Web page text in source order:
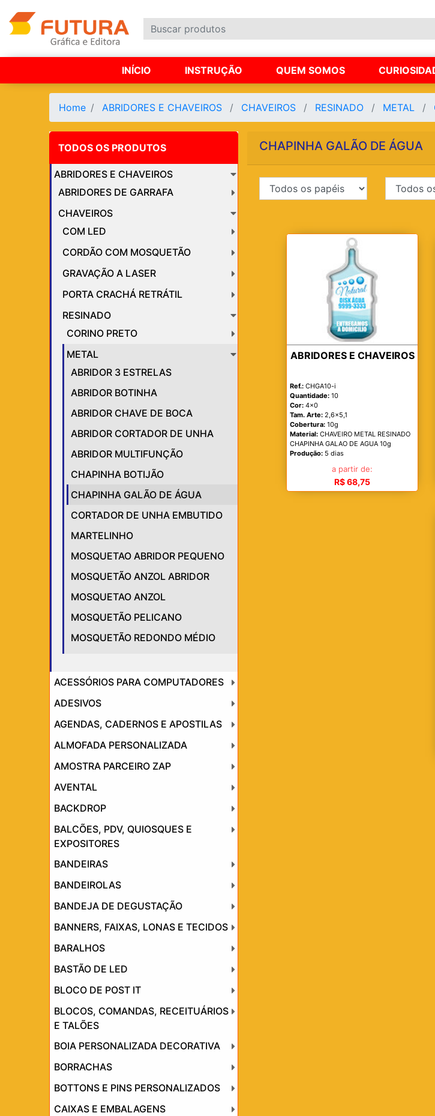
INÍCIO INSTRUÇÃO QUEM SOMOS
Home ABRIDORES E CHAVEIROS CHAVEIROS RESINADO METAL
TODOS OS PRODUTOS
ABRIDORES E CHAVEIROS
ABRIDORES DE GARRAFA
CHAVEIROS
COM LED
CORDÃO COM MOSQUETÃO
GRAVAÇÃO A LASER
PORTA CRACHÁ RETRÁTIL
RESINADO
CORINO PRETO
METAL
ABRIDOR 3 ESTRELAS
ABRIDOR BOTINHA
ABRIDOR CHAVE DE BOCA
ABRIDOR CORTADOR DE UNHA
ABRIDOR MULTIFUNÇÃO
CHAPINHA BOTIJÃO
CHAPINHA GALÃO DE ÁGUA
CORTADOR DE UNHA EMBUTIDO
MARTELINHO
MOSQUETAO ABRIDOR PEQUENO
MOSQUETÃO ANZOL ABRIDOR
MOSQUETAO ANZOL
MOSQUETÃO PELICANO
MOSQUETÃO REDONDO MÉDIO
ACESSÓRIOS PARA COMPUTADORES
ADESIVOS
AGENDAS, CADERNOS E APOSTILAS
ALMOFADA PERSONALIZADA
AMOSTRA PARCEIRO ZAP
AVENTAL
BACKDROP
BALCÕES, PDV, QUIOSQUES E
EXPOSITORES
BANDEIRAS
BANDEIROLAS
BANDEJA DE DEGUSTAÇÃO
BANNERS, FAIXAS, LONAS E TECIDOS
BARALHOS
BASTÃO DE LED
BLOCO DE POST IT
BLOCOS, COMANDAS, RECEITUÁRIOS
E TALÕES
BOIA PERSONALIZADA DECORATIVA
BORRACHAS
BOTTONS E PINS PERSONALIZADOS
CAIXAS E EMBALAGENS
CHAPINHA GALÃO DE ÁGUA
ABRIDORES E CHAVEIROS
Ref.: CHGA10-i
Quantidade: 10
Cor: 4x0
Tam. Arte: 2,6x5,1
Cobertura: 10g
Material: CHAVEIRO METAL RESINADO
CHAPINHA GALAO DE AGUA 10g
Produção: 5 dias
a partir de:
R$ 68,75